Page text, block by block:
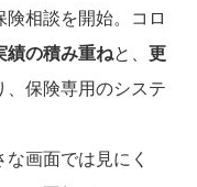
相談を開始。コロ
績の積み重ねと、 更
、保険専用のシステ
画面では見にく